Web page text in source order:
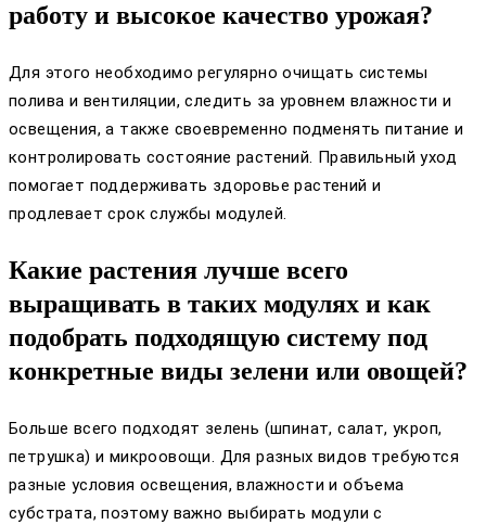
работу и высокое качество урожая?
Для этого необходимо регулярно очищать системы
полива и вентиляции, следить за уровнем влажности и
освещения, а также своевременно подменять питание и
контролировать состояние растений. Правильный уход
помогает поддерживать здоровье растений и
продлевает срок службы модулей.
Какие растения лучше всего
выращивать в таких модулях и как
подобрать подходящую систему под
конкретные виды зелени или овощей?
Больше всего подходят зелень (шпинат, салат, укроп,
петрушка) и микроовощи. Для разных видов требуются
разные условия освещения, влажности и объема
субстрата, поэтому важно выбирать модули с